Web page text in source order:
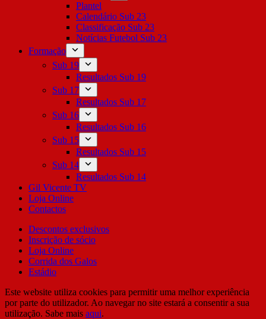
Plantel
Calendário Sub 23
Classificação Sub 23
Notícias Futebol Sub 23
Formação
Sub 19
Resultados Sub 19
Sub 17
Resultados Sub 17
Sub 16
Resultados Sub 16
Sub 15
Resultados Sub 15
Sub 14
Resultados Sub 14
Gil Vicente TV
Loja Online
Contactos
Descontos exclusivos
Inscrição de sócio
Loja Online
Corrida dos Galos
Estádio
Este website utiliza cookies para permitir uma melhor experiência
por parte do utilizador. Ao navegar no site estará a consentir a sua
utilização. Sabe mais aqui.